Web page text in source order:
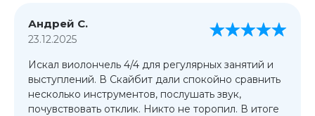
Андрей С.
23.12.2025
Искал виолончель 4/4 для регулярных занятий и
выступлений. В Скайбит дали спокойно сравнить
несколько инструментов, послушать звук,
почувствовать отклик. Никто не торопил. В итоге